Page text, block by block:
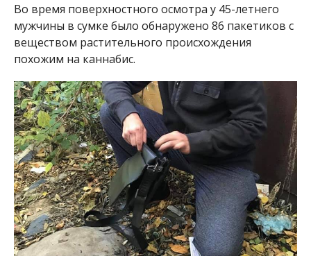
Во время поверхностного осмотра у 45-летнего
мужчины в сумке было обнаружено 86 пакетиков с
веществом растительного происхождения
похожим на каннабис.